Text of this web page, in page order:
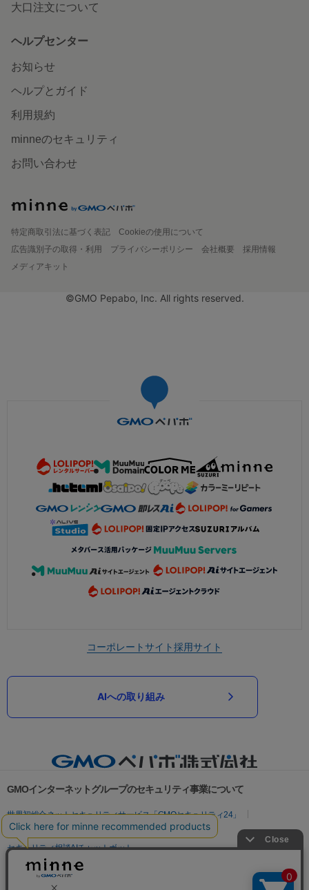
大口注文について
ヘルプセンター
お知らせ
ヘルプとガイド
利用規約
minneのセキュリティ
お問い合わせ
特定商取引法に基づく表記
Cookieの使用について
広告識別子の取得・利用
プライバシーポリシー 会社概要
採用情報
メディアキット
©GMO Pepabo, Inc. All rights reserved.
コーポレートサイト採用サイト
AIへの取り組み
GMOインターネットグループのセキュリティ事業について
世界初総合ネットセキュリティサービス「GMOセキュリティ24」
パスワード漏洩診断
Webサイトリスク診断
セキュリティ相談AIチャットボット
実在証明・盗聴対策